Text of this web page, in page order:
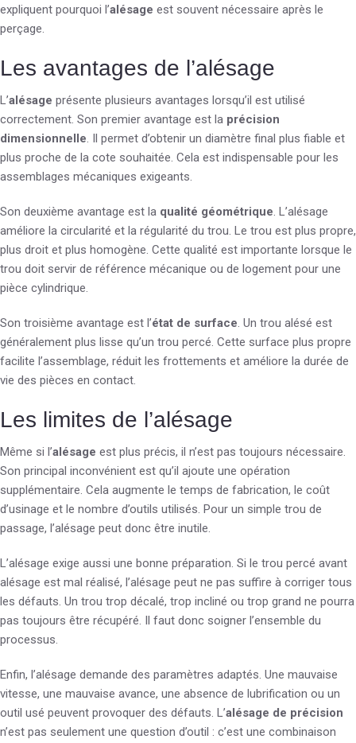
expliquent pourquoi l’alésage est souvent nécessaire après le
perçage.
Les avantages de l’alésage
L’alésage présente plusieurs avantages lorsqu’il est utilisé
correctement. Son premier avantage est la précision
dimensionnelle. Il permet d’obtenir un diamètre final plus fiable et
plus proche de la cote souhaitée. Cela est indispensable pour les
assemblages mécaniques exigeants.
Son deuxième avantage est la qualité géométrique. L’alésage
améliore la circularité et la régularité du trou. Le trou est plus propre,
plus droit et plus homogène. Cette qualité est importante lorsque le
trou doit servir de référence mécanique ou de logement pour une
pièce cylindrique.
Son troisième avantage est l’état de surface. Un trou alésé est
généralement plus lisse qu’un trou percé. Cette surface plus propre
facilite l’assemblage, réduit les frottements et améliore la durée de
vie des pièces en contact.
Les limites de l’alésage
Même si l’alésage est plus précis, il n’est pas toujours nécessaire.
Son principal inconvénient est qu’il ajoute une opération
supplémentaire. Cela augmente le temps de fabrication, le coût
d’usinage et le nombre d’outils utilisés. Pour un simple trou de
passage, l’alésage peut donc être inutile.
L’alésage exige aussi une bonne préparation. Si le trou percé avant
alésage est mal réalisé, l’alésage peut ne pas suffire à corriger tous
les défauts. Un trou trop décalé, trop incliné ou trop grand ne pourra
pas toujours être récupéré. Il faut donc soigner l’ensemble du
processus.
Enfin, l’alésage demande des paramètres adaptés. Une mauvaise
vitesse, une mauvaise avance, une absence de lubrification ou un
outil usé peuvent provoquer des défauts. L’alésage de précision
n’est pas seulement une question d’outil : c’est une combinaison